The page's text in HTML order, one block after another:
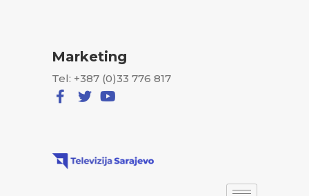
Marketing
Tel: +387 (0)33 776 817